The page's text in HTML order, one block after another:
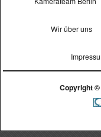
Wir über uns
Copyright ©